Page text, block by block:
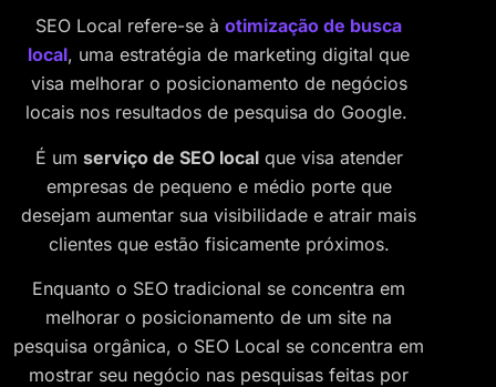
SEO Local refere-se à otimização de busca
local, uma estratégia de marketing digital que
visa melhorar o posicionamento de negócios
locais nos resultados de pesquisa do Google.
É um serviço de SEO localque visa atender
empresas de pequeno e médio porte que
desejam aumentar sua visibilidade e atrair mais
clientes que estão fisicamente próximos.
Enquanto o SEO tradicional se concentra em
melhorar o posicionamento de um site na
pesquisa orgânica, o SEO Local se concentra em
mostrar seu negócio nas pesquisas feitas por